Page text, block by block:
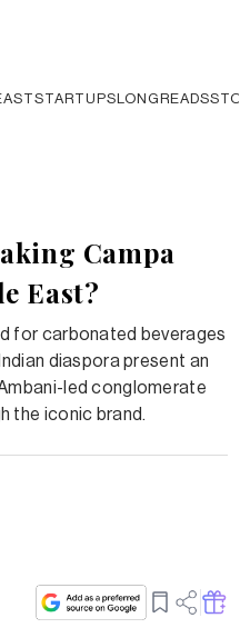
STARTUPSLONGREADS
Campa
East?
for carbonated beverages
diaspora present an
led conglomerate
the iconic brand.